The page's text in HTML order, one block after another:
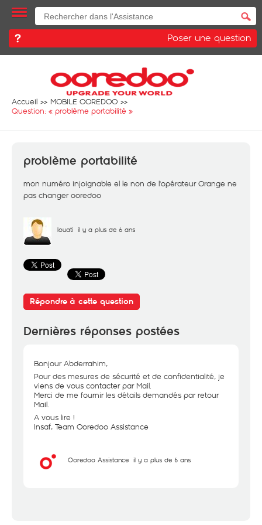
Poser une question
Accueil
MOBILE OOREDOO
Question: « problème portabilité »
problème portabilité
mon numéro injoignable el le non de l'opérateur Orange ne
pas changer ooredoo
louati il y a plus de 6 ans
Répondre à cette question
Dernières réponses postées
Bonjour Abderrahim,
Pour des mesures de sécurité et de confidentialité, je
viens de vous contacter par Mail.
Merci de me fournir les détails demandés par retour
Mail.
A vous lire !
Insaf, Team Ooredoo Assistance
Ooredoo Assistance il y a plus de 6 ans